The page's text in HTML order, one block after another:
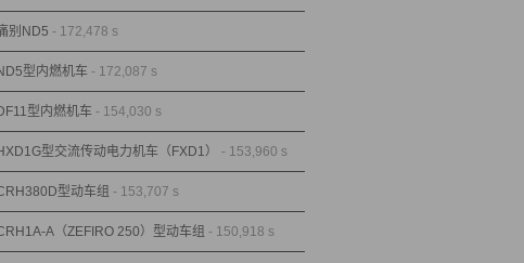
别ND5 - 172,478 s
型内燃机车 - 172,087 s
型内燃机车 - 154,030 s
型交流传动电力机车（FXD1） - 153,960 s
型动车组 - 153,707 s
A（ZEFIRO 250）型动车组 - 150,918 s